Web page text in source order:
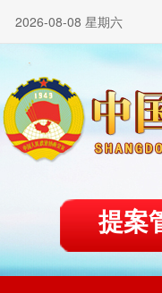
2026-08-08 星期六
提案